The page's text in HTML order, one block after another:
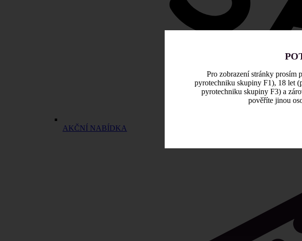
AKČNÍ NABÍDKA
Pro zobrazení stránky prosím
pyrotechniku skupiny F1), 18 let
pyrotechniku skupiny F3) a
pověříte jinou